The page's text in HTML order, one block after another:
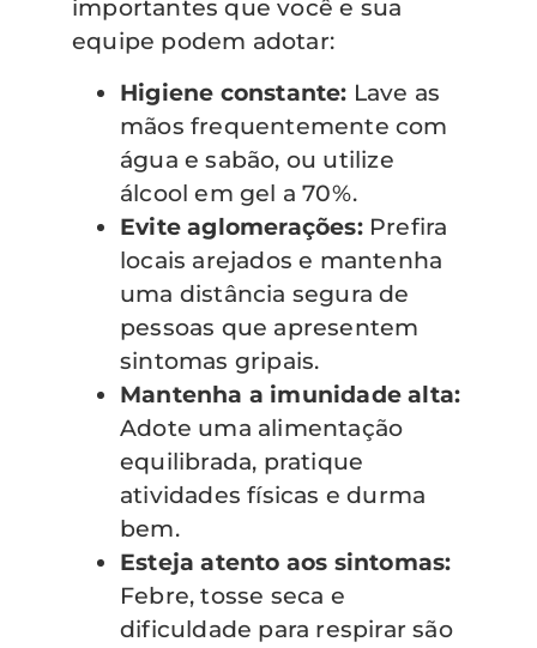
importantes que você e sua
equipe podem adotar:
Higiene constante: Lave as
mãos frequentemente com
água e sabão, ou utilize
álcool em gel a 70%.
Evite aglomerações:Prefira
locais arejados e mantenha
uma distância segura de
pessoas que apresentem
sintomas gripais.
Mantenha a imunidade alta:
Adote uma alimentação
equilibrada, pratique
atividades físicas e durma
bem.
Esteja atento aos sintomas:
Febre, tosse seca e
dificuldade para respirar são